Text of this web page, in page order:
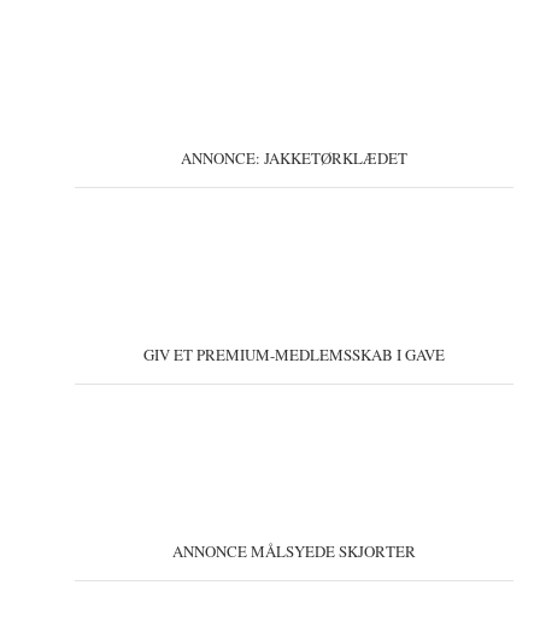
ANNONCE: JAKKETØRKLÆDET
GIV ET PREMIUM-MEDLEMSSKAB I GAVE
ANNONCE MÅLSYEDE SKJORTER